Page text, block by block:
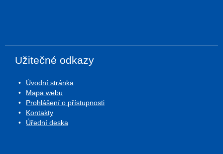
Užitečné odkazy
Úvodní stránka
Mapa webu
Prohlášení o přístupnosti
Kontakty
Úřední deska